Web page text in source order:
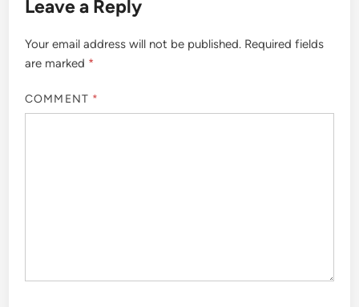
Leave a Reply
Your email address will not be published. Required fields
are marked *
COMMENT *